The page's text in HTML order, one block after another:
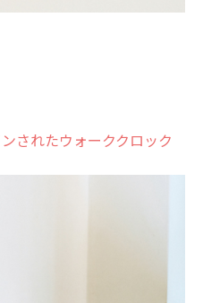
されたウォーククロック